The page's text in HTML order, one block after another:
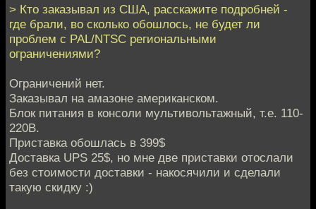
> Кто заказывал из США, расскажите подробней -
где брали, во сколько обошлось, не будет ли
проблем с PAL/NTSC региональными
ограничениями?
Ограничений нет.
Заказывал на амазоне американском.
Блок питания в консоли мультивольтажный, т.е. 110-
220В.
Приставка обошлась в 399$
Доставка UPS 25$, но мне две приставки отослали
без стоимости доставки - накосячили и сделали
такую скидку :)